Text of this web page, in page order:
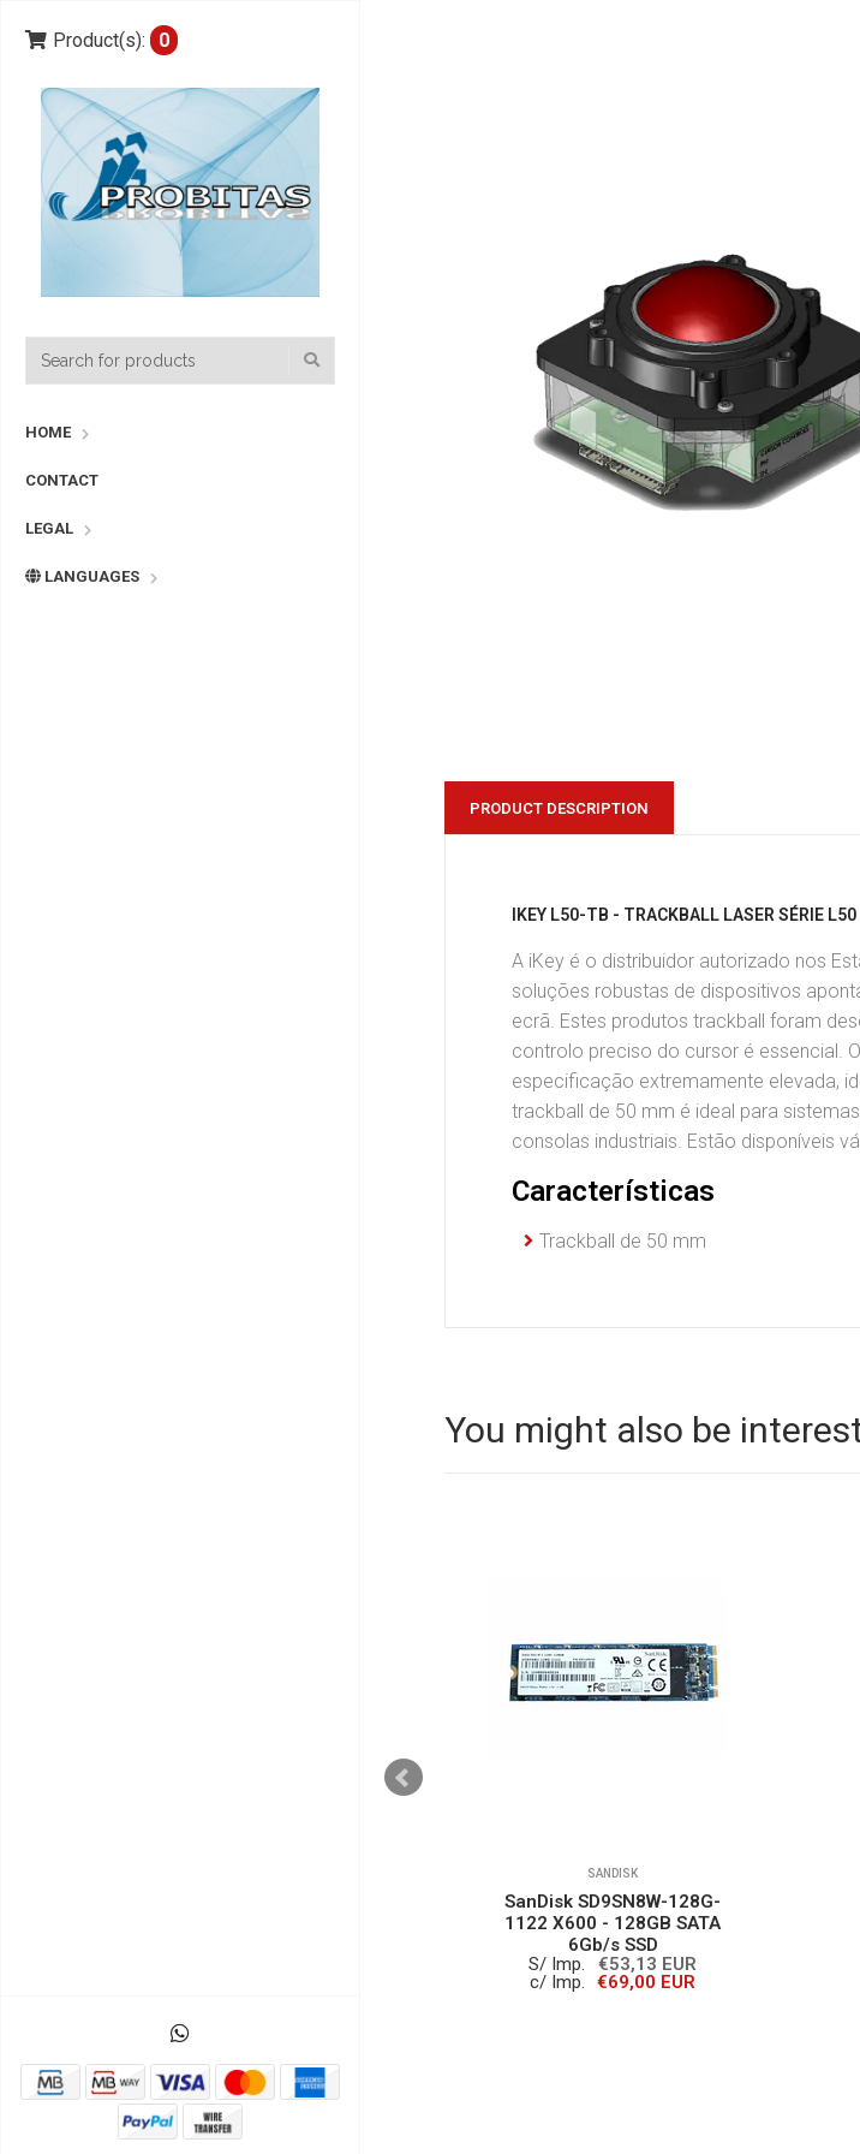
Product(s): 0
HOME
CONTACT
LEGAL
LANGUAGES
PRODUCT DESCRIPTION
IKEY L50-TB - TRACKBALL LASER SÉRIE L50
A iKey é o distribuidor autorizado nos
soluções robustas de dispositivos
ecrã. Estes produtos trackball foram
controlo preciso do cursor é essencial.
especificação extremamente elevada,
trackball de 50 mm é ideal para
consolas industriais. Estão disponíveis
Características
Trackball de 50 mm
You might also be
SANDISK
SanDisk SD9SN8W-128G-
1122 X600 - 128GB SATA
6Gb/s SSD
S/ Imp.
€53,13 EUR
c/ Imp.
€69,00 EUR